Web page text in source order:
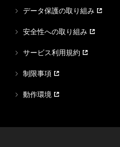
データ保護の取り組み
安全性への取り組み
サービス利用規約
制限事項
動作環境